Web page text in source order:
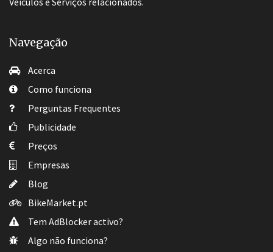
Navegação
Acerca
Como funciona
Perguntas Frequentes
Publicidade
Preços
Empresas
Blog
BikeMarket.pt
Tem AdBlocker activo?
Algo não funciona?